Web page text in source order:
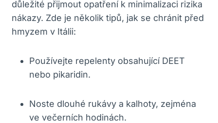
důležité přijmout opatření k minimalizaci rizika
nákazy. Zde je několik tipů, jak se chránit před
hmyzem v Itálii:
Používejte repelenty obsahující DEET
nebo pikaridin.
Noste dlouhé rukávy a kalhoty, zejména
ve večerních hodinách.